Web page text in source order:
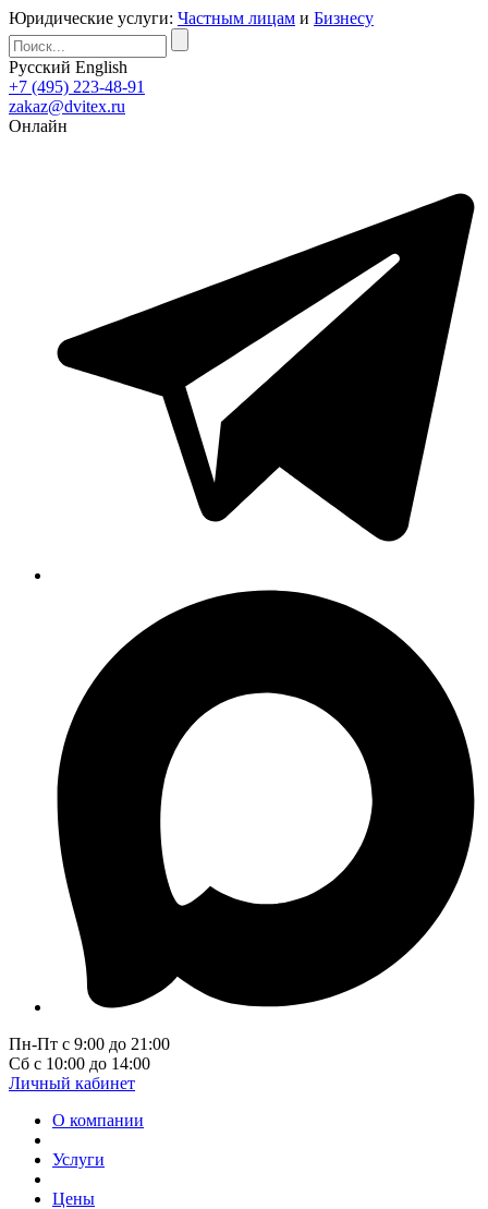
Юридические услуги: Частным лицам и Бизнесу
Русский English
+7 (495) 223-48-91
zakaz@dvitex.ru
Онлайн
Пн-Пт с 9:00 до 21:00
Сб с 10:00 до 14:00
Личный кабинет
О компании
Услуги
Цены